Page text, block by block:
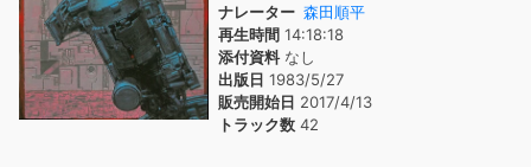
ナレーター 森田順平
再生時間 14:18:18
添付資料なし
出版日 1983/5/27
販売開始日 2017/4/13
トラック数 42